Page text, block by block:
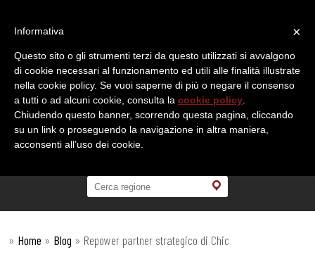
» Home » Blog » Repower partner strategico di Chic
×
Informativa
Questo sito o gli strumenti terzi da questo utilizzati si avvalgono
di cookie necessari al funzionamento ed utili alle finalità illustrate
nella cookie policy. Se vuoi saperne di più o negare il consenso
a tutti o ad alcuni cookie, consulta la cookie policy
Chiudendo questo banner, scorrendo questa pagina, cliccando
su un link o proseguendo la navigazione in altra maniera,
acconsenti all’uso dei cookie.